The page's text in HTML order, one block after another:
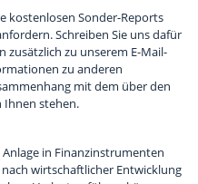
kostenlosen Sonder-Reports
Schreiben Sie uns dafür
zusätzlich zu unserem E-Mail-
zu anderen
mit dem über den
Ihnen stehen.
in Finanzinstrumenten
wirtschaftlicher Entwicklung